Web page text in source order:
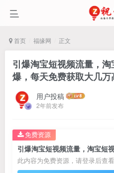
首页 福缘网 正文
引爆淘宝短视频流量，
爆，每天免费获取大几万
用户投稿
2年前发布
此内容为免费资源，请登录后查看
免费资源